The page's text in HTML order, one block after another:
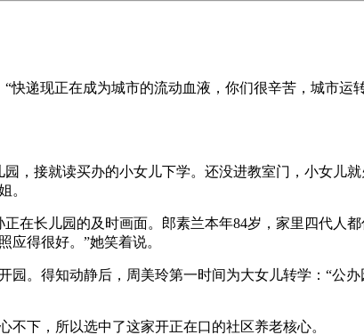
递现正在成为城市的流动血液，你们很辛苦，城市运
接就读买办的小女儿下学。还没进教室门，小女儿就
。
长儿园的及时画面。郎素兰本年84岁，家里四代人都
得很好。”她笑着说。
得知动静后，周美玲第一时间为大女儿转学：“公办
下，所以选中了这家开正在口的社区养老核心。